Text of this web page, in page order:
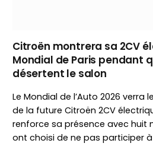
Citroën montrera sa 2CV
Mondial de Paris pendant
désertent le salon
Le Mondial de l’Auto 2026
de la future Citroën 2CV
renforce sa présence avec huit
ont choisi de ne pas participer à